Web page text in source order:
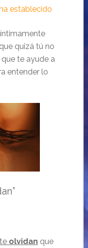
establecido
quizá tú no
te ayude a
entender lo
olvidan que